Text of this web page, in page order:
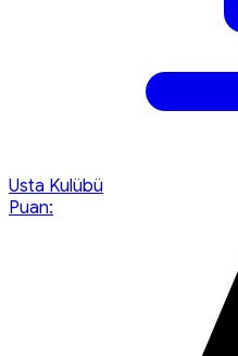
Usta Kulübü
Puan: